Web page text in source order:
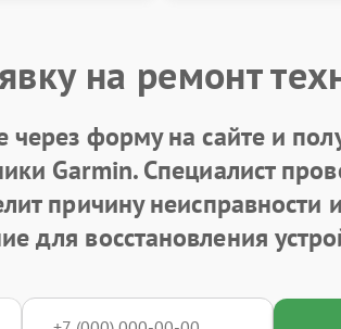
на ремонт
форму на сайте и
Garmin. Специалист
причину неисправности
для восстановления